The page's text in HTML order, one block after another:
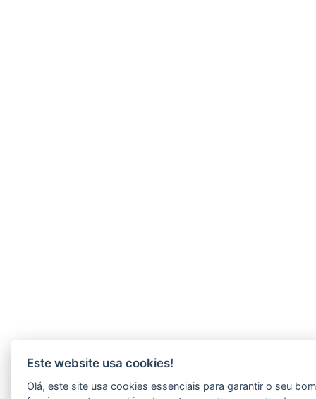
Este website usa cookies!
Olá, este site usa cookies essenciais para garantir o seu